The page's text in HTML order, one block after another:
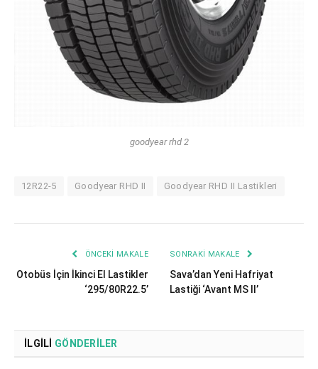
goodyear rhd 2
12R22-5 Goodyear RHD II Goodyear RHD II Lastikleri
ÖNCEKI MAKALE
Otobüs İçin İkinci El Lastikler
‘295/80R22.5’
SONRAKI MAKALE
Sava’dan Yeni Hafriyat
Lastiği ‘Avant MS II’
İLGILI GÖNDERILER